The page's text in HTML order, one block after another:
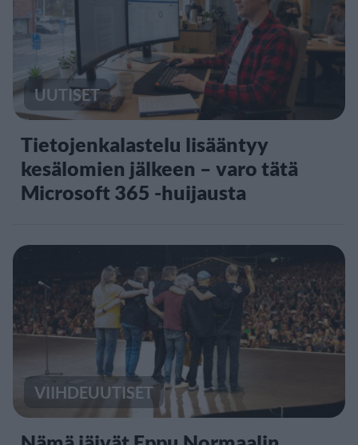
UUTISET
Tietojenkalastelu lisääntyy
kesälomien jälkeen – varo tätä
Microsoft 365 -huijausta
VIIHDEUUTISET